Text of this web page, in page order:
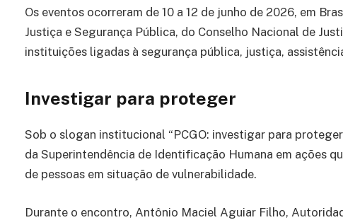
Os eventos ocorreram de 10 a 12 de junho de 2026, em
Justiça e Segurança Pública, do Conselho Nacional de
instituições ligadas à segurança pública, justiça,
Investigar para proteger
Sob o slogan institucional “PCGO: investigar para
da Superintendência de Identificação Humana em ações
de pessoas em situação de vulnerabilidade.
Durante o encontro, Antônio Maciel Aguiar Filho,